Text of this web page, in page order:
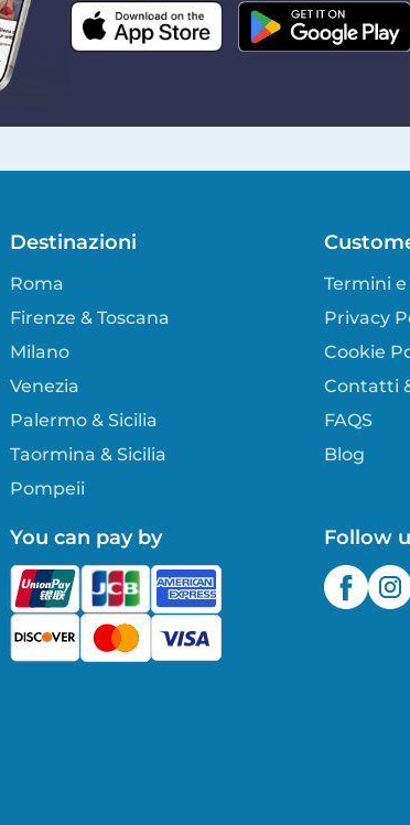
Destinazioni
Roma
Firenze & Toscana
Milano
Venezia
Palermo & Sicilia
Taormina & Sicilia
Pompeii
Termini
Privacy
Cookie
Contatti
FAQS
Blog
You can pay by Follow